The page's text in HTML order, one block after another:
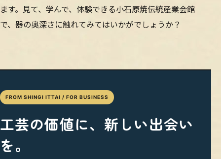
ます。見て、学んで、体験できる小石原焼伝統産業会館
で、器の奥深さに触れてみてはいかがでしょうか？
FROM SHINGI ITTAI / FOR BUSINESS
工芸の価値に、新しい出会い
を。